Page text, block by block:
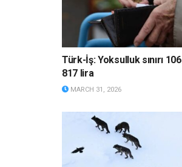
Türk-İş: Yoksulluk sınırı
817 lira
MARCH 31, 2026